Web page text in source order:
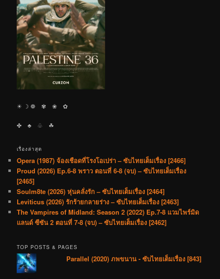
☀︎ ☽ ❁ ✾ ❀ ✿
✤ ♣︎ ♧ ☘︎
เรื่องล่าสุด
Opera (1987) จ้องเชือดที่โรงโอเปร่า – ซับไทยเต็มเรื่อง [2466]
Proud (2026) Ep.6-8 พราว ตอนที่ 6-8 (จบ) – ซับไทยเต็มเรื่อง
[2465]
Soulm8te (2026) หุ่นคลั่งรัก – ซับไทยเต็มเรื่อง [2464]
Leviticus (2026) รักร้ายกลายร่าง – ซับไทยเต็มเรื่อง [2463]
The Vampires of Midland: Season 2 (2022) Ep.7-8 แวมไพร์มิด
แลนด์ ซีซัน 2 ตอนที่ 7-8 (จบ) – ซับไทยเต็มเรื่อง [2462]
TOP POSTS & PAGES
Parallel (2020) ภพขนาน - ซับไทยเต็มเรื่อง [843]